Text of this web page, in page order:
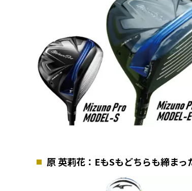
原 英莉花：EもSもどちらも締ま